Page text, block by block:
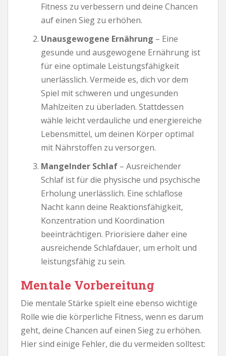
Fitness zu verbessern und deine Chancen
auf einen Sieg zu erhöhen.
Unausgewogene Ernährung – Eine
gesunde und ausgewogene Ernährung ist
für eine optimale Leistungsfähigkeit
unerlässlich. Vermeide es, dich vor dem
Spiel mit schweren und ungesunden
Mahlzeiten zu überladen. Stattdessen
wähle leicht verdauliche und energiereiche
Lebensmittel, um deinen Körper optimal
mit Nährstoffen zu versorgen.
Mangelnder Schlaf – Ausreichender
Schlaf ist für die physische und psychische
Erholung unerlässlich. Eine schlaflose
Nacht kann deine Reaktionsfähigkeit,
Konzentration und Koordination
beeinträchtigen. Priorisiere daher eine
ausreichende Schlafdauer, um erholt und
leistungsfähig zu sein.
Mentale Vorbereitung
Die mentale Stärke spielt eine ebenso wichtige
Rolle wie die körperliche Fitness, wenn es darum
geht, deine Chancen auf einen Sieg zu erhöhen.
Hier sind einige Fehler, die du vermeiden solltest: